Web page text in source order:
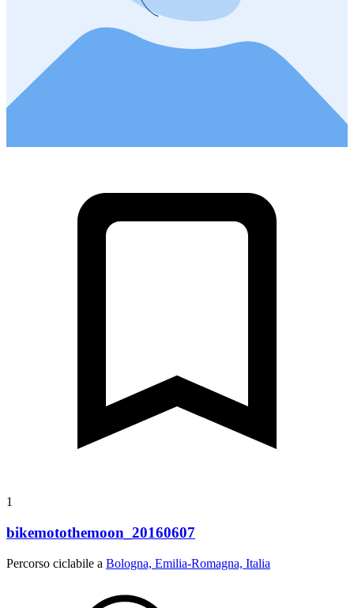
1
bikemotothemoon_20160607
Percorso ciclabile a Bologna, Emilia-Romagna, Italia